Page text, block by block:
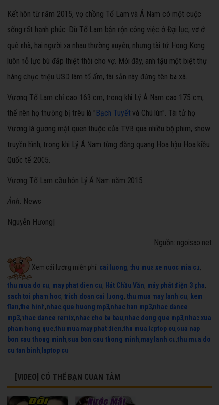
Kết hôn từ năm 2015, vợ chồng Tổ Lam và Á Nam có một cuộc
sống rất hạnh phúc. Dù Tổ Lam bận rộn công việc ở Đại lục, vợ ở
quê nhà, hai người xa nhau thường xuyên, nhưng tài tử Hong Kong
luôn nỗ lực bù đắp thiệt thòi cho vợ. Mới đây, anh tậu một biệt thự
hàng chục triệu USD làm tổ ấm, tài sản này đứng tên bà xã.
Vương Tổ Lam chỉ cao 163 cm, trong khi Lý Á Nam cao 175 cm,
thế nên họ thường bị trêu là " Bạch Tuyết và Chú lùn". Tài tử họ
Vương là gương mặt quen thuộc của TVB qua nhiều bộ phim, show
truyền hình, trong khi Lý Á Nam từng đăng quang Hoa hậu Hoa kiều
Quốc tế 2005.
Vương Tổ Lam cầu hôn Lý Á Nam năm 2015
Ảnh: News
Nguyễn Hương|
Nguồn: ngoisao.net
Xem cải lương miễn phí: cai luong, thu mua xe nuoc mia cu,
thu mua do cu, may phat dien cu, Hát Chầu Văn, máy phát điện 3 pha,
sach toi pham hoc, trich doan cai luong, thu mua may lanh cu, kem
flan,the hinh,nhac que huong mp3,nhac han mp3,nhac dance
mp3,nhac dance remix,nhac cho ba bau,nhac dong que mp3,nhac xua
pham hong que,thu mua may phat dien,thu mua laptop cu,sua nap
bon cau thong minh,sua bon cau thong minh,may lanh cu,thu mua do
cu tan binh, laptop cu
[VIDEO] CÓ THỂ BẠN QUAN TÂM